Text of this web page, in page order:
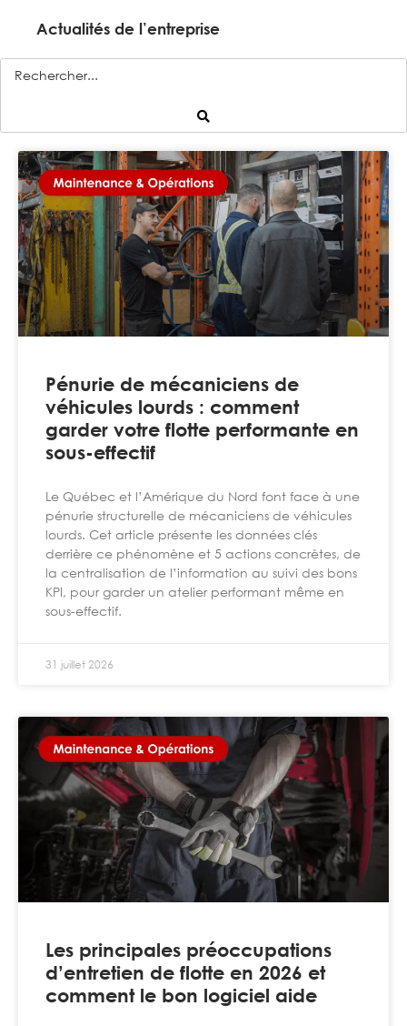
Actualités de l’entreprise
Pénurie de mécaniciens de
véhicules lourds : comment
garder votre flotte performante en
sous-effectif
Le Québec et l’Amérique du Nord font face à une
pénurie structurelle de mécaniciens de véhicules
lourds. Cet article présente les données clés
derrière ce phénomène et 5 actions concrètes, de
la centralisation de l’information au suivi des bons
KPI, pour garder un atelier performant même en
sous-effectif.
31 juillet 2026
Les principales préoccupations
d’entretien de flotte en 2026 et
comment le bon logiciel aide